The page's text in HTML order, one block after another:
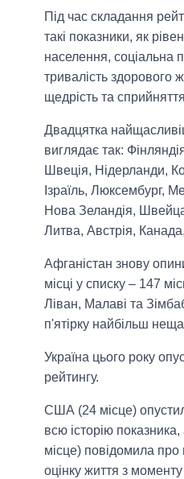
Під час складання
такі показники, як
населення, соціальна
тривалість здорового
щедрість та сприйняття
Двадцятка
виглядає так:
Швеція, Нідерланди,
Ізраїль, Люксембург,
Нова Зеландія,
Литва, Австрія,
Афганістан знову
місці у списку – 147
Ліван, Малаві та
п'ятірку найбільш
Україна цього року
рейтингу.
США (24 місце)
всю історію
місце) повідомила
оцінку життя з моменту